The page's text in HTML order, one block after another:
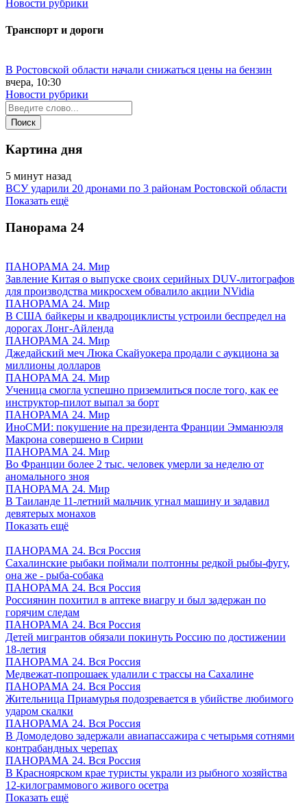
Новости рубрики
Транспорт и дороги
В Ростовской области начали снижаться цены на бензин
вчера, 10:30
Новости рубрики
Картина дня
5 минут назад
ВСУ ударили 20 дронами по 3 районам Ростовской области
Показать ещё
Панорама 24
ПАНОРАМА 24. Мир
Завление Китая о выпуске своих серийных DUV-литографов
для производства микросхем обвалило акции NVidia
ПАНОРАМА 24. Мир
В США байкеры и квадроциклисты устроили беспредел на
дорогах Лонг-Айленда
ПАНОРАМА 24. Мир
Джедайский меч Люка Скайуокера продали с аукциона за
миллионы долларов
ПАНОРАМА 24. Мир
Ученица смогла успешно приземлиться после того, как ее
инструктор-пилот выпал за борт
ПАНОРАМА 24. Мир
ИноСМИ: покушение на президента Франции Эмманюэля
Макрона совершено в Сирии
ПАНОРАМА 24. Мир
Во Франции более 2 тыс. человек умерли за неделю от
аномального зноя
ПАНОРАМА 24. Мир
В Таиланде 11-летний мальчик угнал машину и задавил
девятерых монахов
Показать ещё
ПАНОРАМА 24. Вся Россия
Сахалинские рыбаки поймали полтонны редкой рыбы-фугу,
она же - рыба-собака
ПАНОРАМА 24. Вся Россия
Россиянин похитил в аптеке виагру и был задержан по
горячим следам
ПАНОРАМА 24. Вся Россия
Детей мигрантов обязали покинуть Россию по достижении
18-летия
ПАНОРАМА 24. Вся Россия
Медвежат-попрошаек удалили с трассы на Сахалине
ПАНОРАМА 24. Вся Россия
Жительница Приамурья подозревается в убийстве любимого
ударом скалки
ПАНОРАМА 24. Вся Россия
В Домодедово задержали авиапассажира с четырьмя сотнями
контрабандных черепах
ПАНОРАМА 24. Вся Россия
В Красноярском крае туристы украли из рыбного хозяйства
12-килограммового живого осетра
Показать ещё